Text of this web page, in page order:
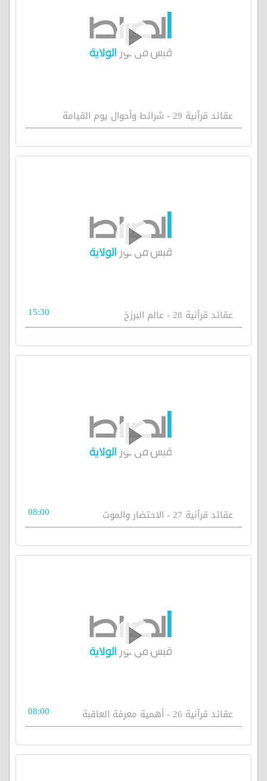
عقائد قرآنية 29 - شرائط وأحوال يوم القيامة
عقائد قرآنية 28 - عالم البرزخ 15:30
عقائد قرآنية 27 - الاحتضار والموت 08:00
عقائد قرآنية 26 - أهمية معرفة العاقبة 08:00